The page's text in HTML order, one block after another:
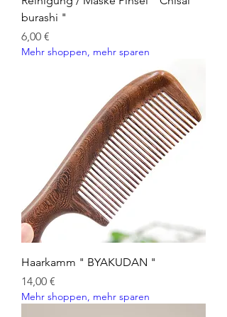
burashi "
Preis
6,00 €
Mehr shoppen, mehr sparen
Haarkamm " BYAKUDAN "
Preis
14,00 €
Mehr shoppen, mehr sparen